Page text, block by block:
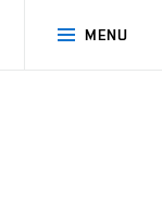
MENU